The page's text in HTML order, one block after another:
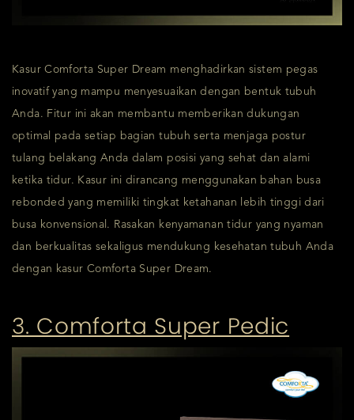
Kasur Comforta Super Dream menghadirkan sistem pegas
inovatif yang mampu menyesuaikan dengan bentuk tubuh
Anda. Fitur ini akan membantu memberikan dukungan
optimal pada setiap bagian tubuh serta menjaga postur
tulang belakang Anda dalam posisi yang sehat dan alami
ketika tidur. Kasur ini dirancang menggunakan bahan busa
rebonded yang memiliki tingkat ketahanan lebih tinggi dari
busa konvensional. Rasakan kenyamanan tidur yang nyaman
dan berkualitas sekaligus mendukung kesehatan tubuh Anda
dengan kasur Comforta Super Dream.
3. Comforta Super Pedic